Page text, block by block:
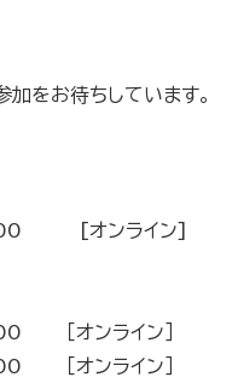
をお待ちしています。
00 [オンライン]
［オンライン］
［オンライン］